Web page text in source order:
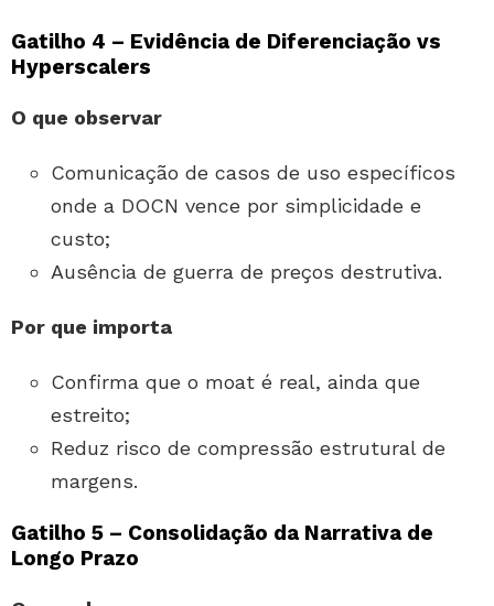
Gatilho 4 – Evidência de Diferenciação vs
Hyperscalers
O que observar
Comunicação de casos de uso específicos
onde a DOCN vence por simplicidade e
custo;
Ausência de guerra de preços destrutiva.
Por que importa
Confirma que o moat é real, ainda que
estreito;
Reduz risco de compressão estrutural de
margens.
Gatilho 5 – Consolidação da Narrativa de
Longo Prazo